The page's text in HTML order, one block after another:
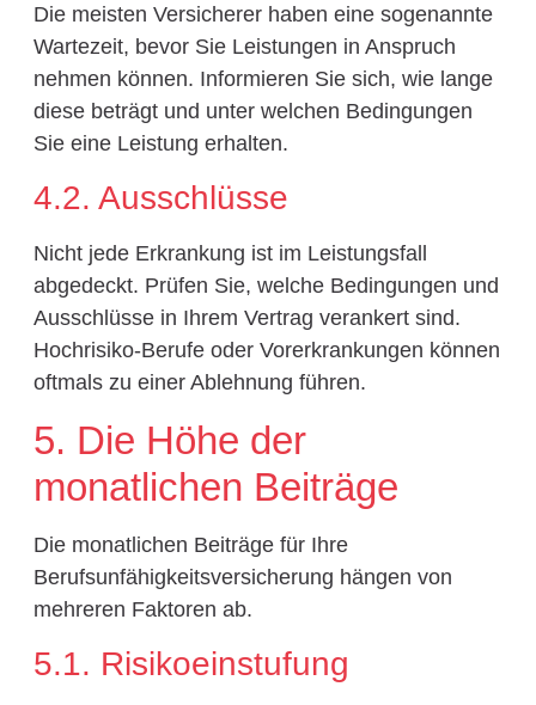
Die meisten Versicherer haben eine sogenannte
Wartezeit, bevor Sie Leistungen in Anspruch
nehmen können. Informieren Sie sich, wie lange
diese beträgt und unter welchen Bedingungen
Sie eine Leistung erhalten.
4.2. Ausschlüsse
Nicht jede Erkrankung ist im Leistungsfall
abgedeckt. Prüfen Sie, welche Bedingungen und
Ausschlüsse in Ihrem Vertrag verankert sind.
Hochrisiko-Berufe oder Vorerkrankungen können
oftmals zu einer Ablehnung führen.
5. Die Höhe der
monatlichen Beiträge
Die monatlichen Beiträge für Ihre
Berufsunfähigkeitsversicherung hängen von
mehreren Faktoren ab.
5.1. Risikoeinstufung